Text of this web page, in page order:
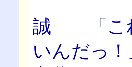
誠 「これ
いんだっ！